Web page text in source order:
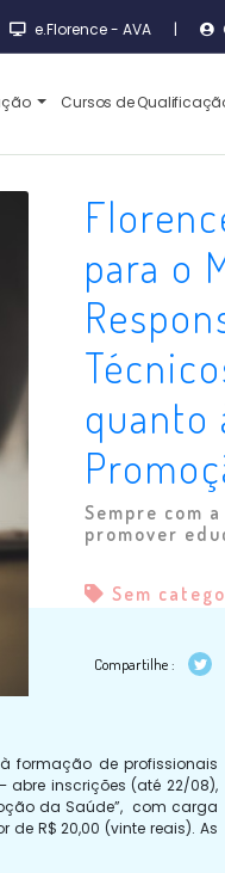
e.Florence - AVA |
Cursos de
para o
quanto
Sempre com
promover
Sem
Compartilhe :
formação de profissionais
abre inscrições (até 22/08),
da Saúde”, com carga
R$ 20,00 (vinte reais). As